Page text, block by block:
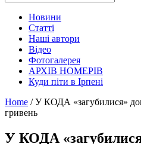
Новини
Статті
Наші автори
Відео
Фотогалерея
АРХІВ НОМЕРІВ
Куди піти в Ірпені
Home / У КОДА «загубилися»
гривень
У КОДА